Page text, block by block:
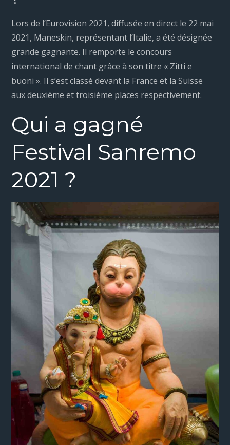
Lors de l’Eurovision 2021, diffusée en direct le 22 mai
2021, Maneskin, représentant l’Italie, a été désignée
grande gagnante. Il remporte le concours
international de chant grâce à son titre « Zitti e
buoni ». Il s’est classé devant la France et la Suisse
aux deuxième et troisième places respectivement.
Qui a gagné
Festival Sanremo
2021 ?